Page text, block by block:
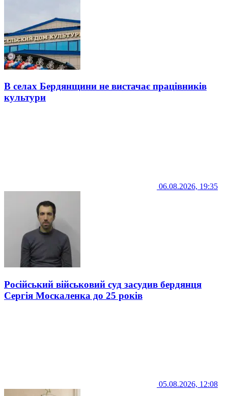
В селах Бердянщини не вистачає працівників
культури
06.08.2026, 19:35
Російський військовий суд засудив бердянця
Сергія Москаленка до 25 років
05.08.2026, 12:08